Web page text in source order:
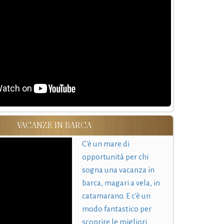
VACANZE IN BARCA
C'è un mare di
opportunità per chi
sogna una vacanza in
barca, magari a vela, in
catamarano. E c'è un
modo fantastico per
scoprire le migliori